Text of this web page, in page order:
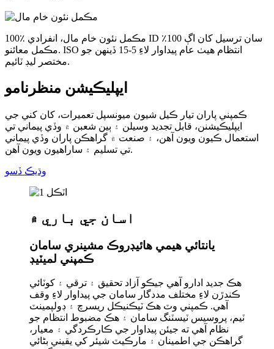
100٪ مڪمل نئون خام مال، انفرادي ID سان ترسيل کان اڳ 100٪
مڪمل معائنو. ISO انتظام هيٺ عام پيداوار لاءِ 5-15 ڏينهن جو
مختصر ليڊ ٽائيم.
ايپليڪيشن منظرنامو
ڪمپني پاران تيار ڪيل شيون ميونسپل تعميرات، کان کني جي
ايپليڪيشنن، قابل تجديد وسيلن ۽ ٻين شعبن ۾ وڏي پيماني تي
استعمال ڪيون ويون آهن، ۽ صنعت ۾ گراهڪن پاران وڏي پيماني
تي تسليم ۽ ساراهيون ويون آهن.
وڌيڪ ڏسو
اسان جي باري ۾
يانتائي هيمي هائيڊروڪ مشينري سامان
ڪمپني لميٽيڊ
هڪ جديد ادارو آهي جيڪو آزاد تحقيق ۽ ترقي ۽ کوٽائي
ڪندڙن لاءِ مختلف مددگار سامان جي پيداوار لاءِ وقف
آهي. ڪمپني وٽ هڪ ٽيڪنيڪل ريسرچ ۽ ڊولپمينٽ
ٽيم، پروسيس ٽيسٽنگ سامان ۽ هڪ مضبوط انتظام جو
نظام آهي ته جيئن پيداوار جي ڪارڪردگي ۽ معيار،
گراهڪن جي اطمينان ۽ مارڪيٽ شيئر کي يقيني بڻائي